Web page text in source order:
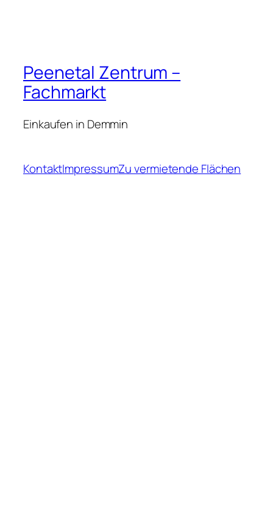
Peenetal Zentrum –
Fachmarkt
Einkaufen in Demmin
KontaktImpressumZu vermietende Flächen